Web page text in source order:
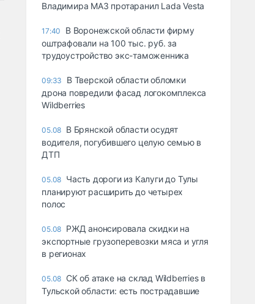
Владимира МАЗ протаранил Lada Vesta
17:40
В Воронежской области фирму
оштрафовали на 100 тыс. руб. за
трудоустройство экс-таможенника
09:33
В Тверской области обломки
дрона повредили фасад логокомплекса
Wildberries
05.08 В Брянской области осудят
водителя, погубившего целую семью в
ДТП
05.08 Часть дороги из Калуги до Тулы
планируют расширить до четырех
полос
05.08 РЖД анонсировала скидки на
экспортные грузоперевозки мяса и угля
в регионах
05.08 СК об атаке на склад Wildberries в
Тульской области: есть пострадавшие